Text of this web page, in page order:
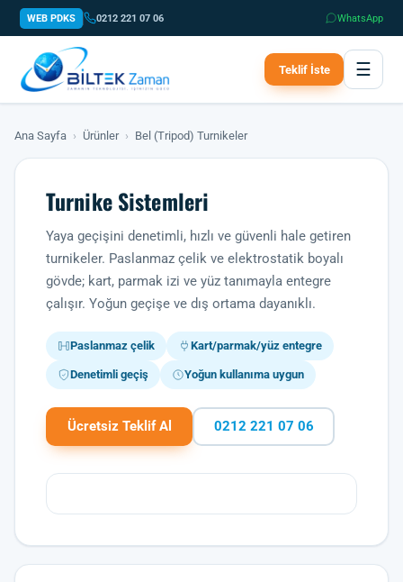
WEB PDKS 0212 221 07 06 WhatsApp
Teklif İste ☰
Ana Sayfa › Ürünler › Bel (Tripod) Turnikeler
Turnike Sistemleri
Yaya geçişini denetimli, hızlı ve güvenli hale getiren
turnikeler. Paslanmaz çelik ve elektrostatik boyalı
gövde; kart, parmak izi ve yüz tanımayla entegre
çalışır. Yoğun geçişe ve dış ortama dayanıklı.
Paslanmaz çelik Kart/parmak/yüz entegre
Denetimli geçiş Yoğun kullanıma uygun
Ücretsiz Teklif Al 0212 221 07 06